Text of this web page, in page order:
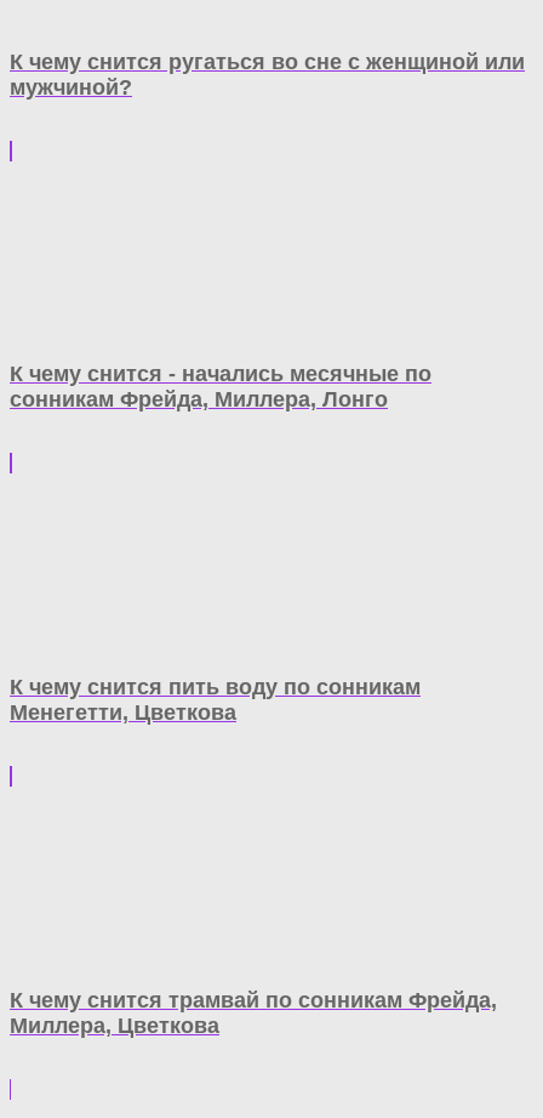
К чему снится ругаться во сне с женщиной или
мужчиной?
К чему снится - начались месячные по
сонникам Фрейда, Миллера, Лонго
К чему снится пить воду по сонникам
Менегетти, Цветкова
К чему снится трамвай по сонникам Фрейда,
Миллера, Цветкова